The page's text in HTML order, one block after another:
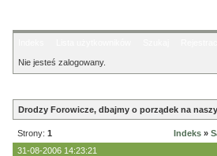
Nie jesteś zalogowany.
Drodzy Forowicze, dbajmy o porządek na
Strony: 1 Indeks »
31-08-2006 14:23:21